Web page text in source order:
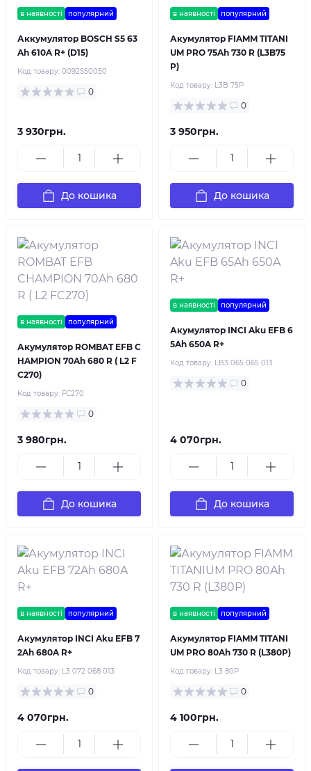
в наявності популярний
Аккумулятор BOSCH S5 63
Ah 610A R+ (D15)
Код товару: 0092S50050
0
3 930грн.
До кошика
в наявності популярний
Акумулятор FIAMM TITANI
UM PRO 75Ah 730 R (L3B75
P)
Код товару: L3B 75P
0
3 950грн.
До кошика
в наявності популярний
Акумулятор ROMBAT EFB C
HAMPION 70Ah 680 R ( L2 F
C270)
Код товару: FC270
0
3 980грн.
До кошика
в наявності популярний
Акумулятор INCI Aku EFB 6
5Ah 650A R+
Код товару: LB3 065 065 013
0
4 070грн.
До кошика
в наявності популярний
Акумулятор INCI Aku EFB 7
2Ah 680A R+
Код товару: L3 072 068 013
0
4 070грн.
в наявності популярний
Акумулятор FIAMM TITANI
UM PRO 80Ah 730 R (L380P)
Код товару: L3 80P
0
4 100грн.